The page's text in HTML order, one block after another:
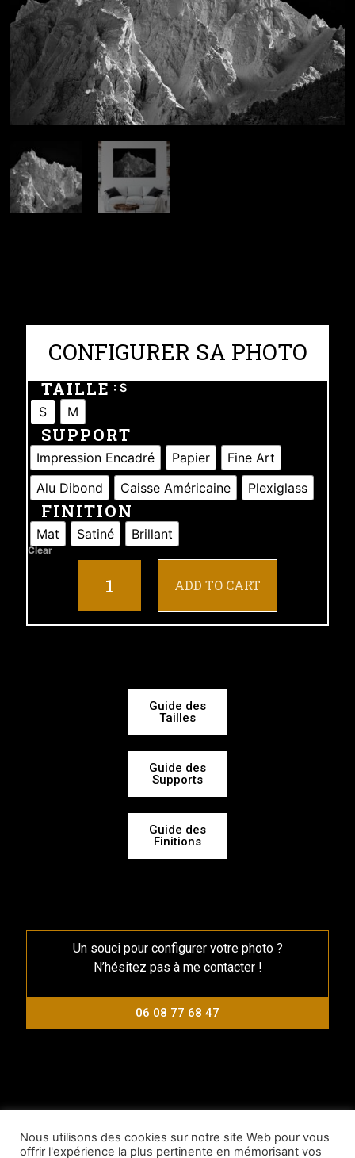
CONFIGURER SA PHOTO
TAILLE : S
S M
SUPPORT
Impression Encadré Papier
Fine Art
Alu Dibond
Caisse Américaine Plexiglass
FINITION
Mat Satiné Brillant
Clear
ADD TO CART
Guide des
Tailles
Guide des
Supports
Guide des
Finitions
Un souci pour configurer votre photo ?
N’hésitez pas à me contacter !
06 08 77 68 47
Nous utilisons des cookies sur notre site Web pour vous
offrir l'expérience la plus pertinente en mémorisant vos